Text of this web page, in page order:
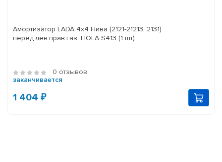
Амортизатор LADA 4x4 Нива (2121-21213, 2131)
перед.лев.прав.газ. HOLA S413 (1 шт)
0 отзывов
заканчивается
1 404 ₽